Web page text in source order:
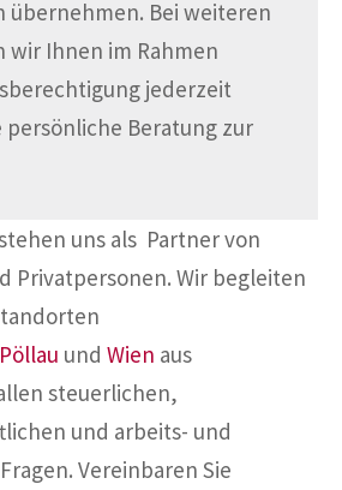
übernehmen. Bei weiteren
wir Ihnen im Rahmen
jederzeit
Beratung zur
uns als Partner von
Privatpersonen. Wir begleiten
Pöllau und Wien aus
steuerlichen,
und arbeits- und
Vereinbaren Sie